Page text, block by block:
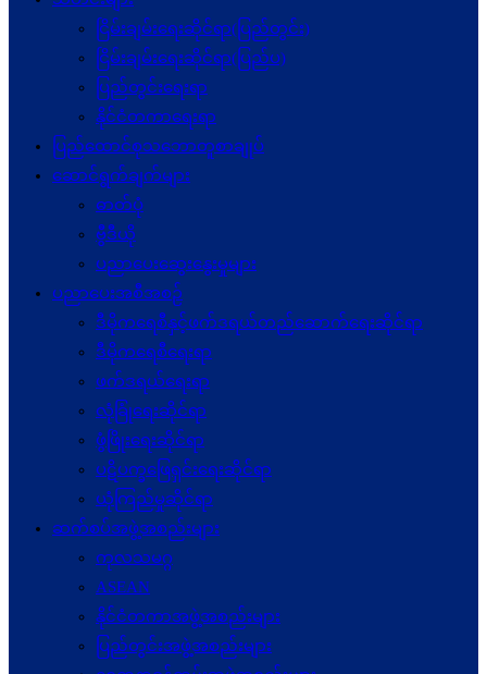
ငြိမ်းချမ်းရေးဆိုင်ရာ(ပြည်တွင်း)
ငြိမ်းချမ်းရေးဆိုင်ရာ(ပြည်ပ)
ပြည်တွင်းရေးရာ
နိုင်ငံတကာရေးရာ
ပြည်ထောင်စုသဘောတူစာချုပ်
ဆောင်ရွက်ချက်များ
ဓာတ်ပုံ
ဗွီဒီယို
ပညာပေးဆွေးနွေးမှုများ
ပညာပေးအစီအစဉ်
ဒီမိုကရေစီနှင့်ဖက်ဒရယ်တည်ဆောက်ရေးဆိုင်ရာ
ဒီမိုကရေစီရေးရာ
ဖက်ဒရယ်ရေးရာ
လုံခြုံရေးဆိုင်ရာ
ဖွံဖြိုးရေးဆိုင်ရာ
ပဋိပက္ခ‌ဖြေရှင်းရေးဆိုင်ရာ
ယုံကြည်မှုဆိုင်ရာ
ဆက်စပ်အဖွဲ့အစည်းများ
ကုလသမဂ္ဂ
ASEAN
နိုင်ငံတကာအဖွဲ့အစည်းများ
ပြည်တွင်းအဖွဲ့အစည်းများ